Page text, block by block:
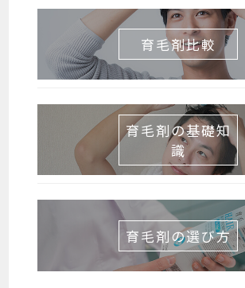
育毛剤比較
育毛剤の基礎知
識
育毛剤の選び方